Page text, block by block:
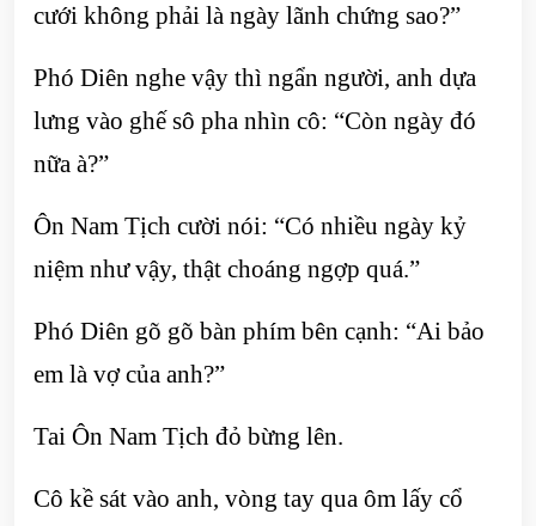
cưới không phải là ngày lãnh chứng sao?”
Phó Diên nghe vậy thì ngẩn người, anh dựa
lưng vào ghế sô pha nhìn cô: “Còn ngày đó
nữa à?”
Ôn Nam Tịch cười nói: “Có nhiều ngày kỷ
niệm như vậy, thật choáng ngợp quá.”
Phó Diên gõ gõ bàn phím bên cạnh: “Ai bảo
em là vợ của anh?”
Tai Ôn Nam Tịch đỏ bừng lên.
Cô kề sát vào anh, vòng tay qua ôm lấy cổ